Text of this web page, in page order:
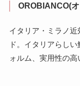
OROBIANCO(
イタリア・ミラノ
ド。イタリアらし
ォルム、実用性の高